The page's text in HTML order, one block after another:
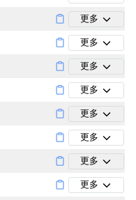
更多
更多
更多
更多
更多
更多
更多
更多